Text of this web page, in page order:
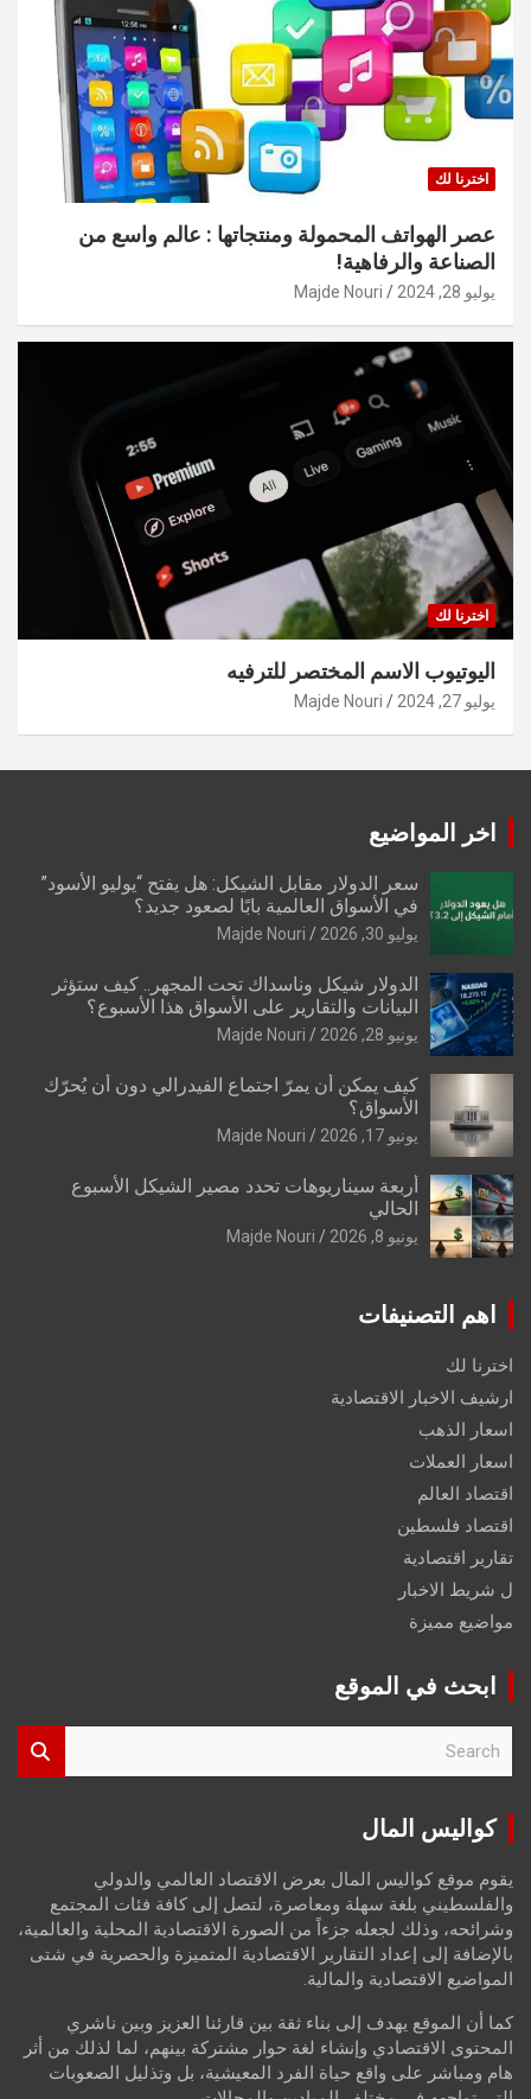
اخترنا لك
عصر الهواتف المحمولة ومنتجاتها : عالم واسع من
الصناعة والرفاهية!
يوليو 28, 2024 Majde Nouri
اخترنا لك
اليوتيوب الاسم المختصر للترفيه
يوليو 27, 2024 Majde Nouri
اخر المواضيع
سعر الدولار مقابل الشيكل: هل يفتح “يوليو الأسود”
في الأسواق العالمية بابًا لصعود جديد؟
يوليو 30, 2026 Majde Nouri
الدولار شيكل وناسداك تحت المجهر.. كيف ستؤثر
البيانات والتقارير على الأسواق هذا الأسبوع؟
يونيو 28, 2026 Majde Nouri
كيف يمكن أن يمرّ اجتماع الفيدرالي دون أن يُحرّك
الأسواق؟
يونيو 17, 2026 Majde Nouri
أربعة سيناريوهات تحدد مصير الشيكل الأسبوع
الحالي
يونيو 8, 2026 Majde Nouri
اهم التصنيفات
اخترنا لك
ارشيف الاخبار الاقتصادية
اسعار الذهب
اسعار العملات
اقتصاد العالم
اقتصاد فلسطين
تقارير اقتصادية
ل شريط الاخبار
مواضيع مميزة
ابحث في الموقع
r
كواليس المال
يقوم موقع كواليس المال بعرض الاقتصاد العالمي والدولي
والفلسطيني بلغة سهلة ومعاصرة، لتصل إلى كافة فئات المجتمع
وشرائحه، وذلك لجعله جزءاً من الصورة الاقتصادية المحلية والعالمية،
بالإضافة إلى إعداد التقارير الاقتصادية المتميزة والحصرية في شتى
المواضيع الاقتصادية والمالية.
كما أن الموقع يهدف إلى بناء ثقة بين قارئنا العزيز وبين ناشري
المحتوى الاقتصادي وإنشاء لغة حوار مشتركة بينهم، لما لذلك من أثر
هام ومباشر على واقع حياة الفرد المعيشية، بل وتذليل الصعوبات